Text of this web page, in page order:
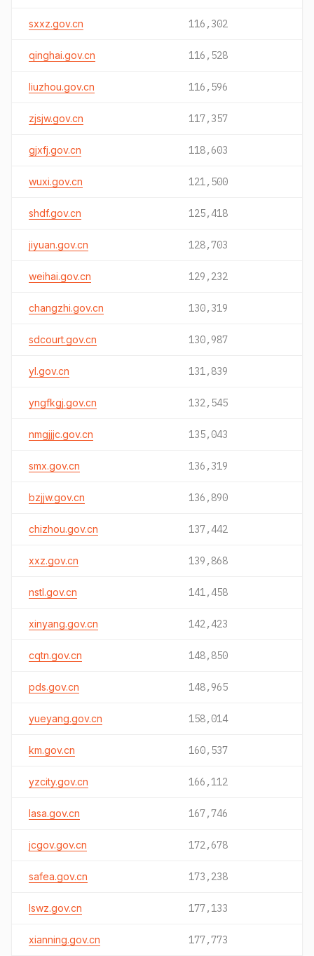
sxxz.gov.cn 116,302
qinghai.gov.cn 116,528
liuzhou.gov.cn 116,596
zjsjw.gov.cn 117,357
gjxfj.gov.cn 118,603
wuxi.gov.cn 121,500
shdf.gov.cn 125,418
jiyuan.gov.cn 128,703
weihai.gov.cn 129,232
changzhi.gov.cn 130,319
sdcourt.gov.cn 130,987
yl.gov.cn 131,839
yngfkgj.gov.cn 132,545
nmgjjjc.gov.cn 135,043
smx.gov.cn 136,319
bzjjw.gov.cn 136,890
chizhou.gov.cn 137,442
xxz.gov.cn 139,868
nstl.gov.cn 141,458
xinyang.gov.cn 142,423
cqtn.gov.cn 148,850
pds.gov.cn 148,965
yueyang.gov.cn 158,014
km.gov.cn 160,537
yzcity.gov.cn 166,112
lasa.gov.cn 167,746
jcgov.gov.cn 172,678
safea.gov.cn 173,238
lswz.gov.cn 177,133
xianning.gov.cn 177,773